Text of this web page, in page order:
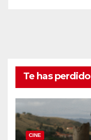
Te has perdido
CINE